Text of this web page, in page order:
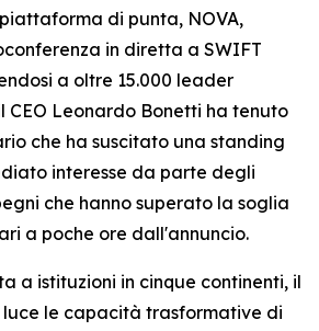
di punta, NOVA,
in diretta a SWIFT
a oltre 15.000 leader
CEO Leonardo Bonetti ha tenuto
che ha suscitato una standing
interesse da parte degli
che hanno superato la soglia
a poche ore dall'annuncio.
a istituzioni in cinque continenti, il
luce le capacità trasformative di